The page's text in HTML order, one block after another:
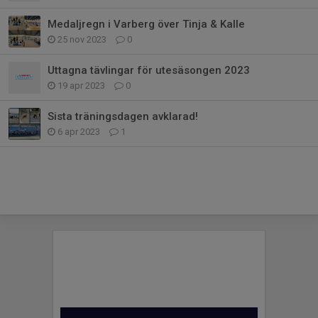
Medaljregn i Varberg över Tinja & Kalle
25 nov 2023 0
Uttagna tävlingar för utesäsongen 2023
19 apr 2023 0
Sista träningsdagen avklarad!
6 apr 2023 1